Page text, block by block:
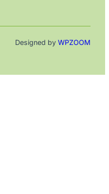
Designed by WPZOOM